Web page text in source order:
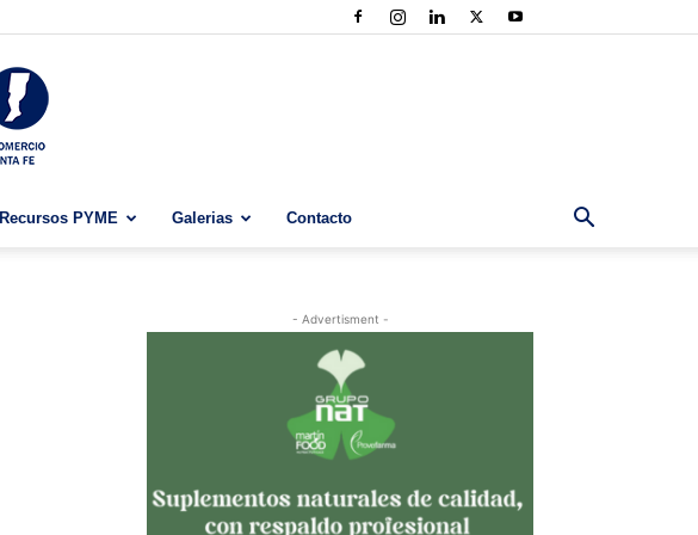
Recursos PYME Galerias Contacto
- Advertisment -